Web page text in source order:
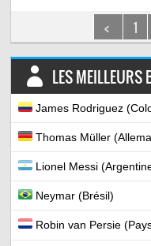
< 1
LES MEILLEURS
James Rodriguez
Thomas Müller
Lionel Messi
Neymar (Brésil)
Robin van Persie